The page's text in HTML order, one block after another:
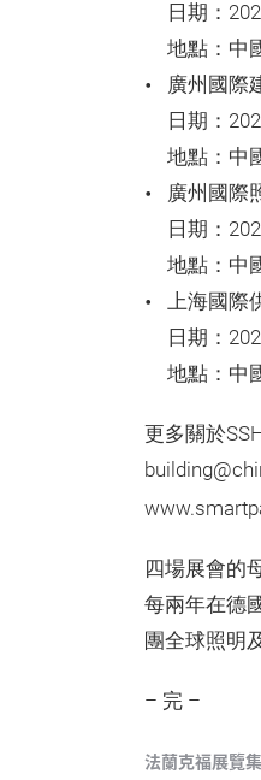
日期：
地點：中
廣州國際
日期：
地點：中
廣州國際
日期：
地點：中
上海國際
日期：
地點：中
更多關於
四場展會的
每兩年在德
團全球照明
– 完 –
法蘭克福展覽